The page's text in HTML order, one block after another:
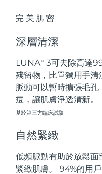
完美肌密
深層清潔
LUNATM
3可去除高達
殘留物，比單獨用手
脈動可以暫時擴張毛
痘，讓肌膚淨透清新。
基於第三方臨床試驗
自然緊緻
低頻脈動有助於放鬆面
緊緻肌膚。 94%的用
關於我們
黎巴嫩
立陶宛
中國澳門特別行政區
馬來西亞